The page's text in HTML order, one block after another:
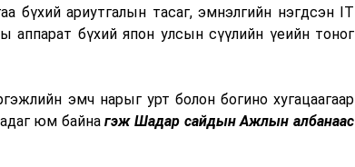
бүхий ариутгалын тасаг, эмнэлгийн нэгдсэн IT
аппарат бүхий япон улсын сүүлийн үеийн тоног
эмч нарыг урт болон богино хугацаагаар
юм байнагэж Шадар сайдын Ажлын албанаас